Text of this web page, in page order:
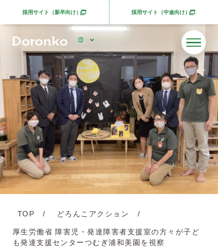
採用サイト（新卒向け）別ウィンドウで開きます 採用サイト（中途向け）別ウィンドウで開きま
TOP どろんこアクション
厚生労働省 障害児・発達障害者支援室の方々が子ど
も発達支援センターつむぎ浦和美園を視察